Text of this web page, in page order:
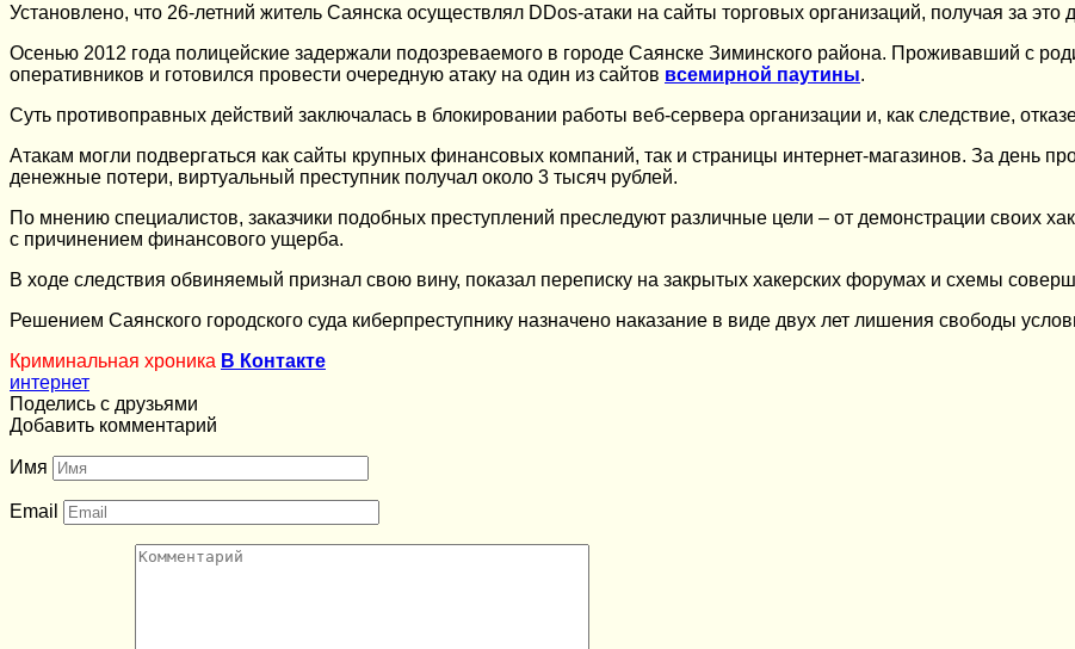
Установлено, что 26-летний житель Саянска осуществлял DDos-атаки на сайты торговых организаций, получая за это
Осенью 2012 года полицейские задержали подозреваемого в городе Саянске Зиминского района. Проживавший с
оперативников и готовился провести очередную атаку на один из сайтов всемирной паутины.
Суть противоправных действий заключалась в блокировании работы веб-сервера организации и, как следствие,
Атакам могли подвергаться как сайты крупных финансовых компаний, так и страницы интернет-магазинов. За день
денежные потери, виртуальный преступник получал около 3 тысяч рублей.
По мнению специалистов, заказчики подобных преступлений преследуют различные цели – от демонстрации своих
с причинением финансового ущерба.
В ходе следствия обвиняемый признал свою вину, показал переписку на закрытых хакерских форумах и схемы
Решением Саянского городского суда киберпреступнику назначено наказание в виде двух лет лишения свободы
Криминальная хроника В Контакте
интернет
Поделись с друзьями
Добавить комментарий
Имя
Email